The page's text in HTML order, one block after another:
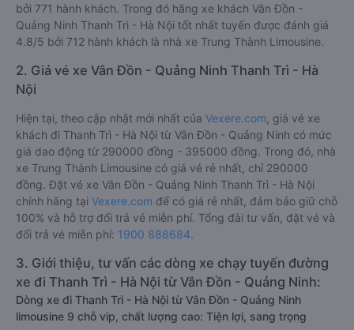
bởi 771 hành khách. Trong đó hãng xe khách Vân Đồn -
Quảng Ninh Thanh Trì - Hà Nội tốt nhất tuyến được đánh giá
4.8/5 bởi 712 hành khách là nhà xe Trung Thành Limousine.
2. Giá vé xe Vân Đồn - Quảng Ninh Thanh Trì - Hà
Nội
Hiện tại, theo cập nhật mới nhất của Vexere.com , giá vé xe
khách đi Thanh Trì - Hà Nội từ Vân Đồn - Quảng Ninh có mức
giá dao động từ 290000 đồng - 395000 đồng. Trong đó, nhà
xe Trung Thành Limousine có giá vé rẻ nhất, chỉ 290000
đồng. Đặt vé xe Vân Đồn - Quảng Ninh Thanh Trì - Hà Nội
chính hãng tại Vexere.com để có giá rẻ nhất, đảm bảo giữ chỗ
100% và hỗ trợ đổi trả vé miễn phí. Tổng đài tư vấn, đặt vé và
đổi trả vé miễn phí: 1900 888684.
3. Giới thiệu, tư vấn các dòng xe chạy tuyến đường
xe đi Thanh Trì - Hà Nội từ Vân Đồn - Quảng Ninh:
Dòng xe đi Thanh Trì - Hà Nội từ Vân Đồn - Quảng Ninh
limousine 9 chỗ vip, chất lượng cao: Tiện lợi, sang trọng